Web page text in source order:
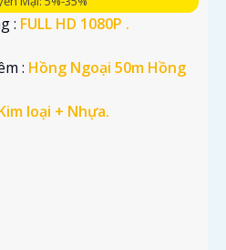
: FULL HD 1080P .
: Hồng Ngoại 50m Hồng
loại + Nhựa.